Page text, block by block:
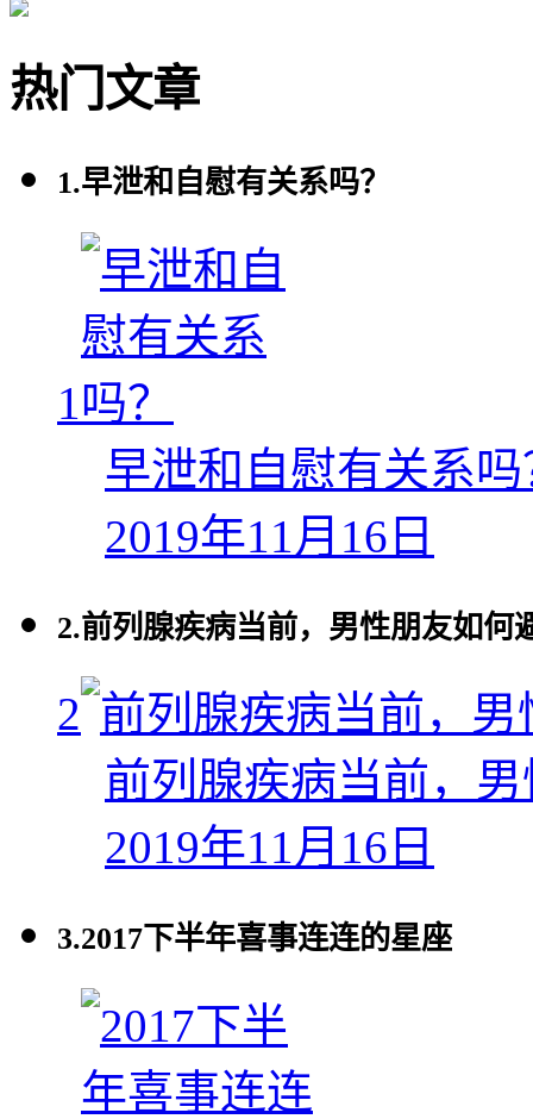
热门文章
1.早泄和自慰有关系吗？
1
早泄和自慰有关系吗
2019年11月16日
2.前列腺疾病当前，男性朋友如何
2
前列腺疾病当前，
2019年11月16日
3.2017下半年喜事连连的星座